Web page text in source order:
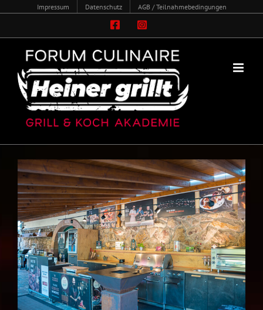
Impressum Datenschutz AGB / Teilnahmebedingungen
Facebook
Instagram